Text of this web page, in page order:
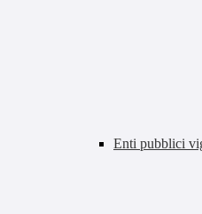
Enti pubblici